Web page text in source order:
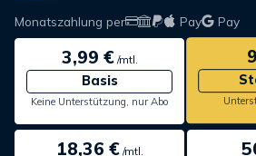
Monatszahlung per Pay Pay
3,99 €/mtl.
Basis
Keine Unterstützung, nur Abo
18,36 €/mtl.